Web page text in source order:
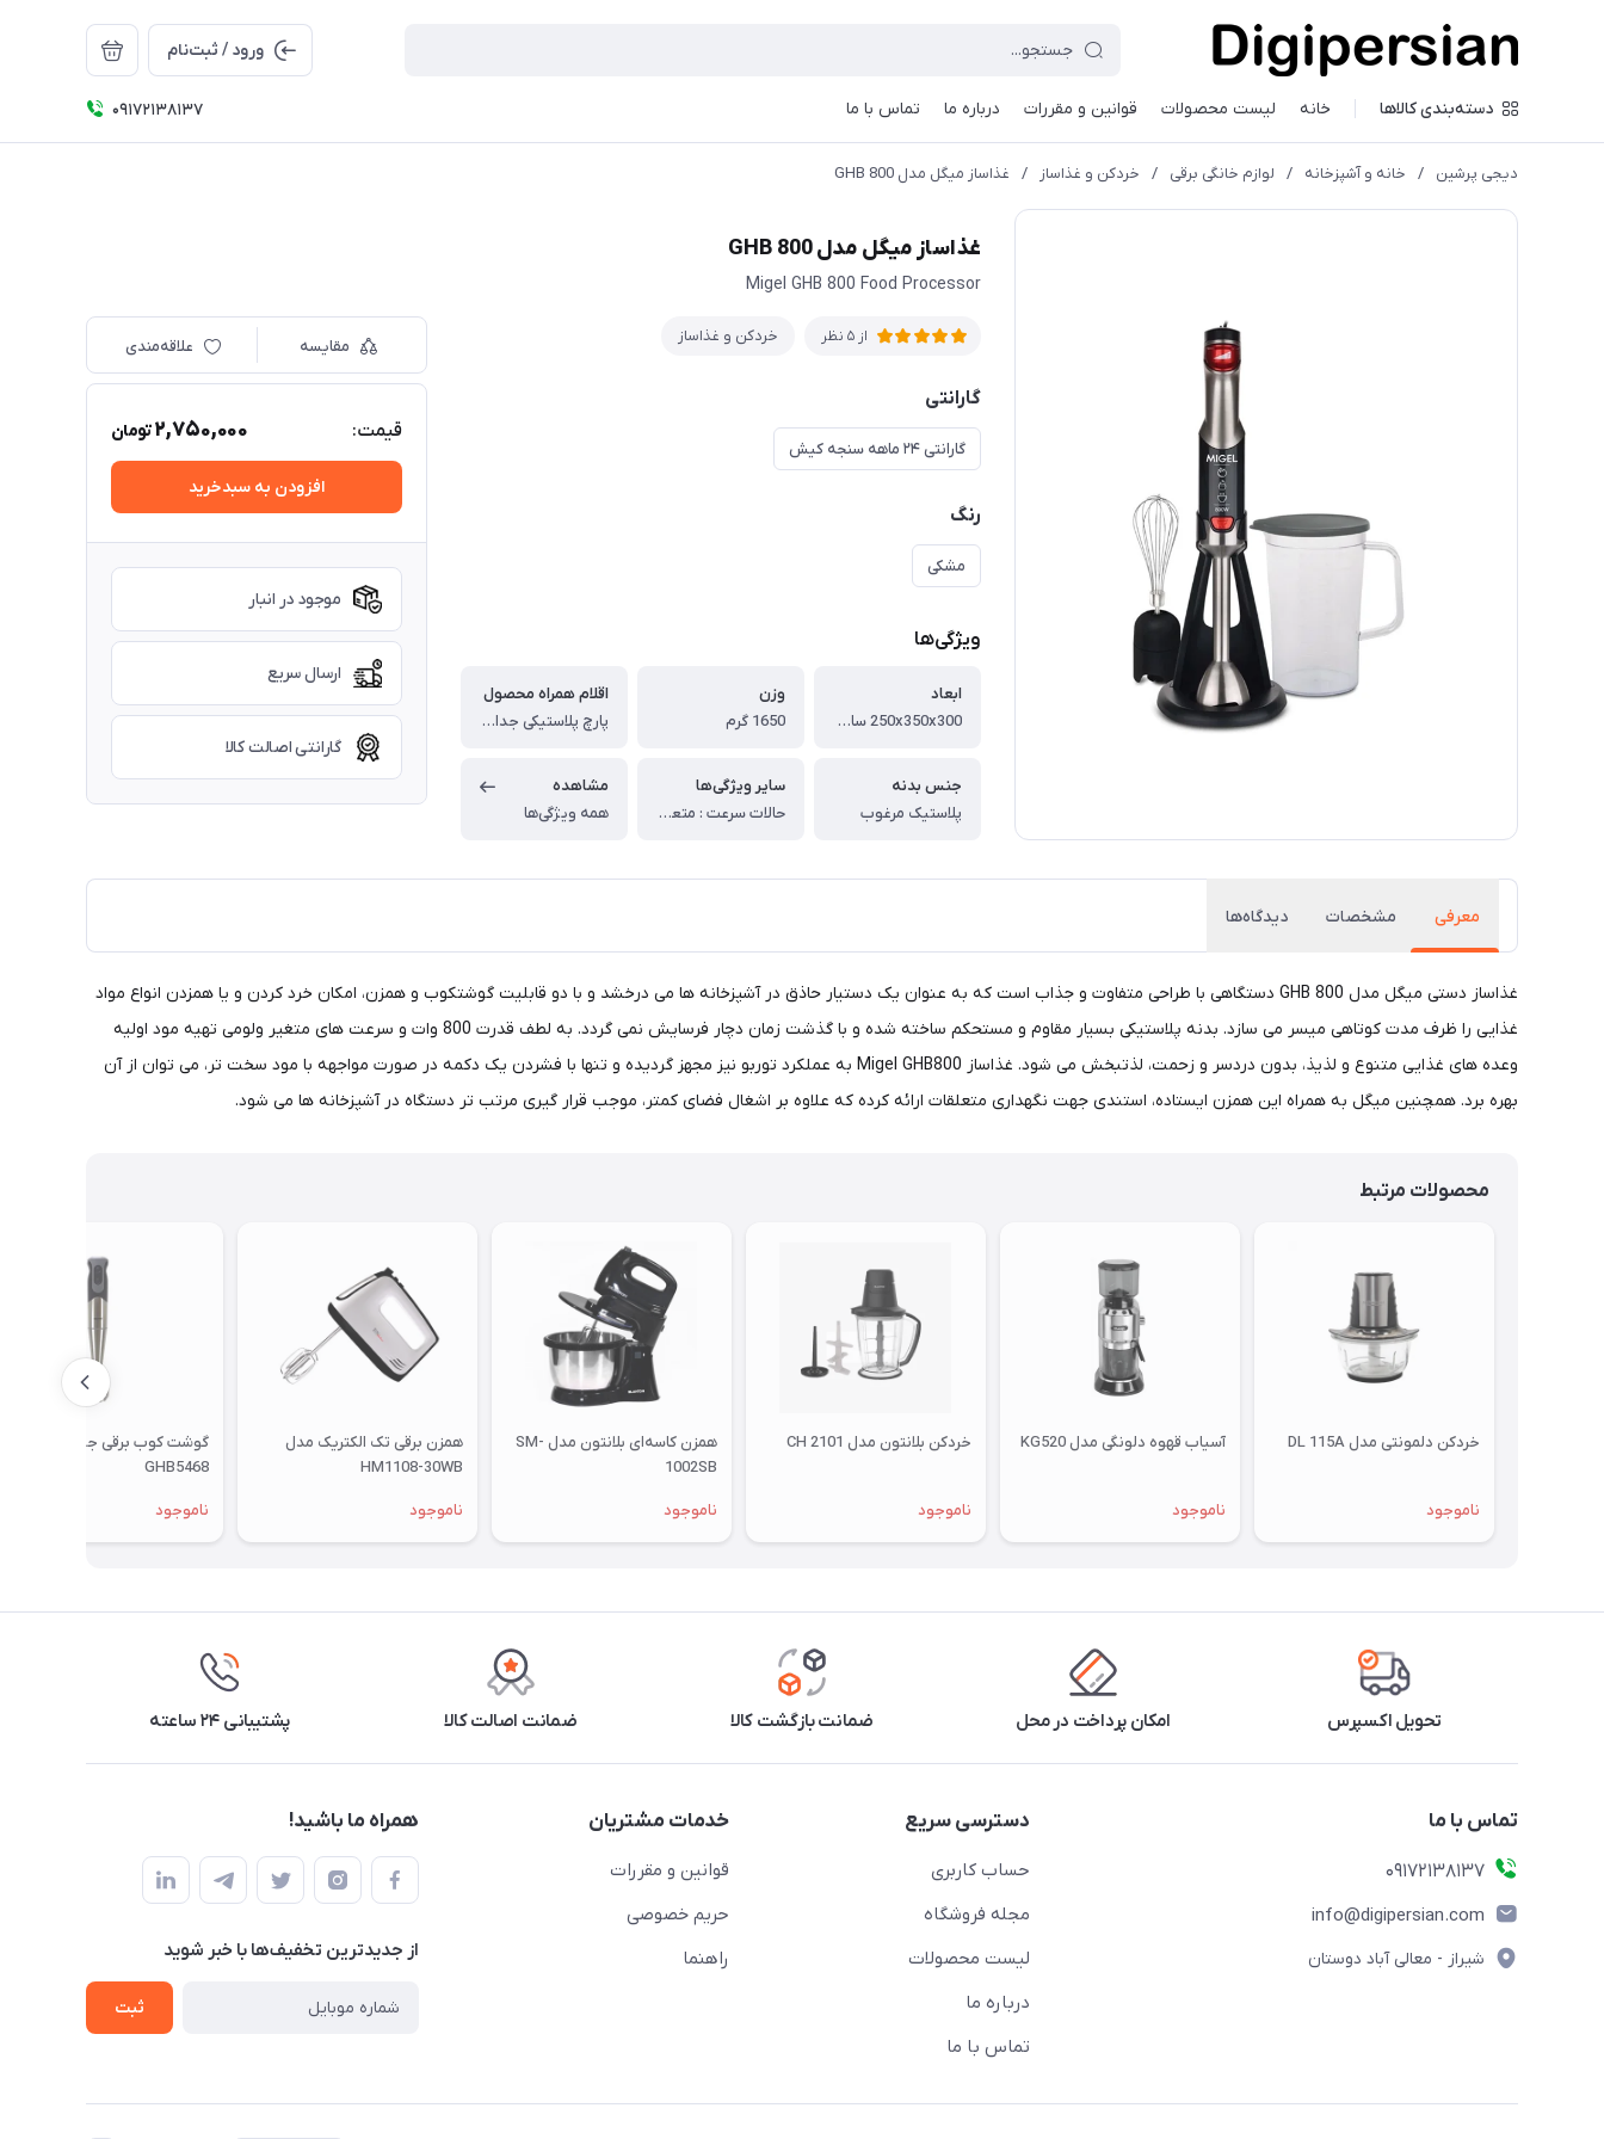
ورود / ثبت‌نام
دسته‌بندی کالاها خانه لیست محصولات قوانین و مقررات درباره ما تماس با ما 09172138137
دیجی پرشین / خانه و آشپزخانه / لوازم خانگی برقی / خردکن و غذاساز / غذاساز میگل مدل GHB 800
غذاساز میگل مدل GHB 800
Migel GHB 800 Food Processor
از 5 نظر خردکن و غذاساز
گارانتی
گارانتی ۲۴ ماهه سنجه کیش
رنگ
مشکی
ویژگی‌ها
ابعاد
250x350x300 سانتی‌متر
وزن
1650 گرم
اقلام همراه محصول
پارچ پلاستیکی جداگانه همراه با درب برای استفاده بعنوان ظرف خردکن یا همزن ، سری همزن با قابلیت همزدن تخم مرغ و خامه و ... ، پایه نگهدارنده محصول
جنس بدنه
پلاستیک مرغوب
سایر ویژگی‌ها
حالات سرعت : متعیر ولومی ، دارای عملکرد توربو ، قابلیت استفاده سری مخلوط کن در مواد داغ
مشاهده
همه ویژگی‌ها
مقایسه علاقه‌مندی
قیمت: 2,750,000تومان
افزودن به سبدخرید
موجود در انبار
ارسال سریع
گارانتی اصالت کالا
معرفی مشخصات دیدگاه‌ها
غذاساز دستی میگل مدل GHB 800 دستگاهی با طراحی متفاوت و جذاب است که به عنوان یک دستیار حاذق در آشپزخانه ها می درخشد و با دو قابلیت گوشتکوب و همزن، امکان خرد کردن و یا همزدن انواع مواد
غذایی را ظرف مدت کوتاهی میسر می سازد. بدنه پلاستیکی بسیار مقاوم و مستحکم ساخته شده و با گذشت زمان دچار فرسایش نمی گردد. به لطف قدرت 800 وات و سرعت های متغیر ولومی تهیه مود اولیه
وعده های غذایی متنوع و لذیذ، بدون دردسر و زحمت، لذتبخش می شود. غذاساز Migel GHB800 به عملکرد توربو نیز مجهز گردیده و تنها با فشردن یک دکمه در صورت مواجهه با مود سخت تر، می توان از آن
بهره برد. همچنین میگل به همراه این همزن ایستاده، استندی جهت نگهداری متعلقات ارائه کرده که علاوه بر اشغال فضای کمتر، موجب قرار گیری مرتب تر دستگاه در آشپزخانه ها می شود.
محصولات مرتبط
خردکن دلمونتی مدل DL 115A
ناموجود
آسیاب قهوه دلونگی مدل KG520
ناموجود
خردکن بلانتون مدل CH 2101
ناموجود
همزن کاسه‌ای بلانتون مدل SM-
1002SB
ناموجود
همزن برقی تک الکتریک مدل
HM1108-30WB
ناموجود
گوشت کوب برقی جیپاس مدل
GHB5468
ناموجود
تحویل اکسپرس امکان پرداخت در محل ضمانت بازگشت کالا ضمانت اصالت کالا پشتیبانی ۲۴ ساعته
تماس با ما
09172138137
info@digipersian.com
شیراز - معالی آباد دوستان
دسترسی سریع
حساب کاربری
مجله فروشگاه
لیست محصولات
درباره ما
تماس با ما
خدمات مشتریان
قوانین و مقررات
حریم خصوصی
راهنما
همراه ما باشید!
از جدید‌ترین تخفیف‌ها با‌ خبر شوید
ثبت